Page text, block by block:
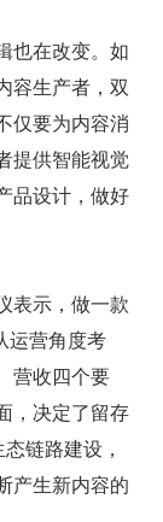
也在改变。如
容生产者，双
仅要为内容消
提供智能视觉
品设计，做好
表示，做一款
运营角度考
营收四个要
，决定了留存
链路建设，
产生新内容的